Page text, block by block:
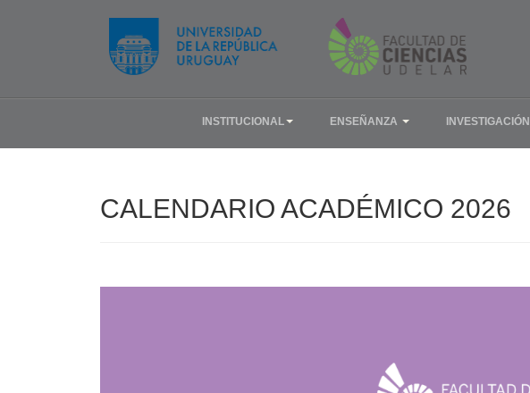
INSTITUCIONAL ENSEÑANZA INVESTIGACIÓN
CALENDARIO ACADÉMICO 2026